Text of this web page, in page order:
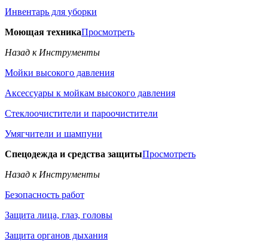
Инвентарь для уборки
Моющая техникаПросмотреть
Назад к Инструменты
Мойки высокого давления
Аксессуары к мойкам высокого давления
Стеклоочистители и пароочистители
Умягчители и шампуни
Спецодежда и средства защитыПросмотреть
Назад к Инструменты
Безопасность работ
Защита лица, глаз, головы
Защита органов дыхания